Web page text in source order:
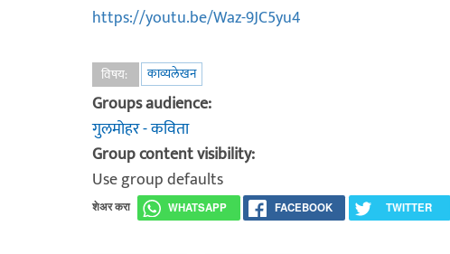
https://youtu.be/Waz-9JC5yu4
विषय: काव्यलेखन
Groups audience:
गुलमोहर - कविता
Group content visibility:
Use group defaults
शेअर करा WHATSAPP FACEBOOK TWITTER